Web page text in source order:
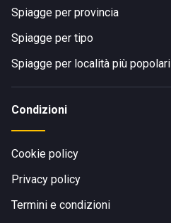
Spiagge per provincia
Spiagge per tipo
Spiagge per località più popolari
Condizioni
Cookie policy
Privacy policy
Termini e condizioni